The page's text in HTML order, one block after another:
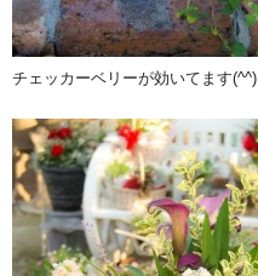
チェッカーベリーが効いてます(^^)